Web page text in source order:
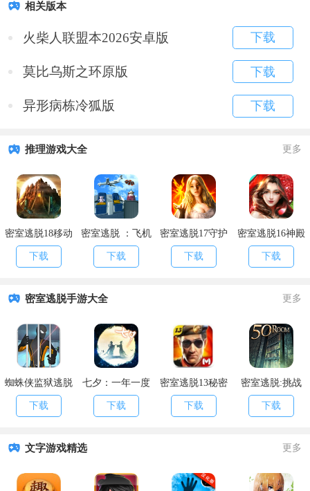
相关版本
火柴人联盟本2026安卓版 下载
莫比乌斯之环原版 下载
异形病栋冷狐版 下载
推理游戏大全 更多
密室逃脱18移动
迷城破解版
下载
密室逃脱 ：飞机
逃脱
下载
密室逃脱17守护
公寓破解版
下载
密室逃脱16神殿
遗迹破解版
下载
密室逃脱手游大全 更多
蜘蛛侠监狱逃脱
下载
七夕：一年一度
的逃脱游戏
下载
密室逃脱13秘密
任务破解版
下载
密室逃脱:挑战
100个房间2017
下载
文字游戏精选 更多